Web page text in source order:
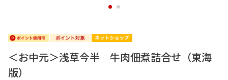
1 2
＜お中元＞浅草今半 牛肉佃煮詰合せ（東海
版）